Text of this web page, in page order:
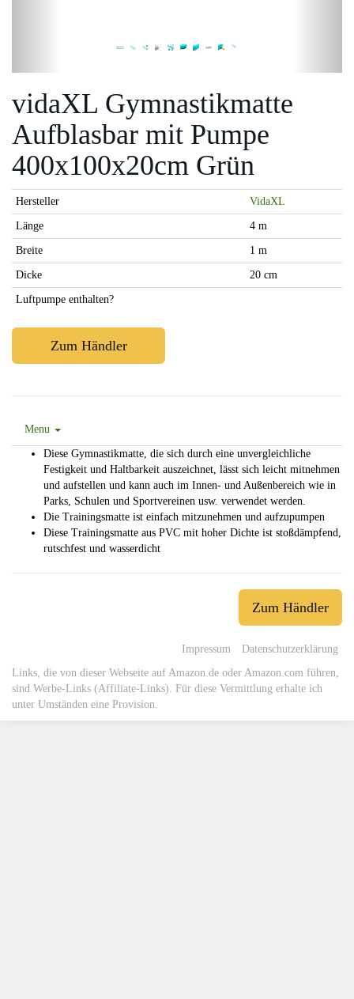
vidaXL Gymnastikmatte
Aufblasbar mit Pumpe
400x100x20cm Grün
Zum Händler
Hersteller VidaXL
Länge 4 m
Breite 1 m
Dicke 20 cm
Luftpumpe enthalten?
Menu
Diese Gymnastikmatte, die sich durch eine unvergleichliche
Festigkeit und Haltbarkeit auszeichnet, lässt sich leicht mitnehmen
und aufstellen und kann auch im Innen- und Außenbereich wie in
Parks, Schulen und Sportvereinen usw. verwendet werden.
Die Trainingsmatte ist einfach mitzunehmen und aufzupumpen
Diese Trainingsmatte aus PVC mit hoher Dichte ist stoßdämpfend,
rutschfest und wasserdicht
Zum Händler
Links, die von dieser Webseite auf Amazon.de oder Amazon.com führen,
sind Werbe-Links (Affiliate-Links). Für diese Vermittlung erhalte ich
unter Umständen eine Provision.
Impressum Datenschutzerklärung